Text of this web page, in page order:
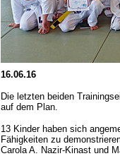
16.06.16
Die letzten beiden
auf dem Plan.
13 Kinder haben sich
Fähigkeiten zu
Carola A. Nazir-Kinast und